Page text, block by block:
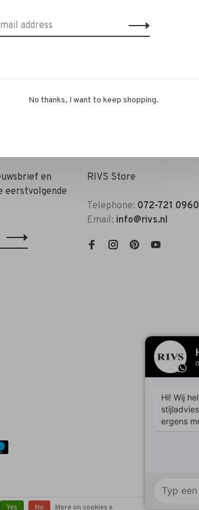
en
eerstvolgende
RIVS Store
Telephone: 072-721 0960
Email: info@rivs.nl
Yes No More on cookies »
No thanks, I want to keep shopping.